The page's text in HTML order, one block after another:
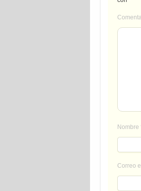
Nombre
Correo